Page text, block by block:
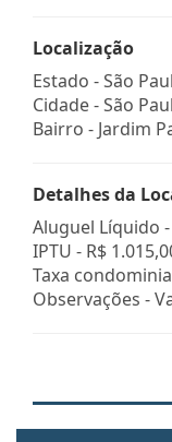
Localização
Estado -São
Cidade -São
Bairro - Jardim
Detalhes da
Aluguel Líquido -
IPTU - R$
Taxa
Observações -